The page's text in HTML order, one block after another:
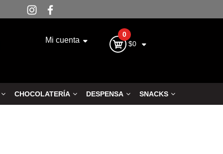
Mi cuenta $0
0
CHOCOLATERÍA DESPENSA SNACKS